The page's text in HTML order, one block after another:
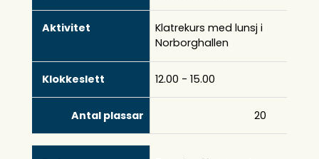
Klatrekurs med lunsj i
Norborghallen
12.00 - 15.00
20